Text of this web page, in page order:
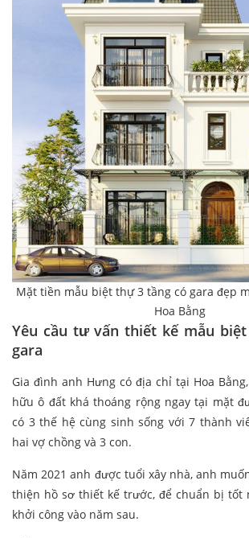
Mặt tiền mẫu biệt thự 3 tầng có gara đẹp
Hoa Bằng
Yêu cầu tư vấn thiết kế mẫu
gara
Gia đình anh Hưng có địa chỉ tại Hoa
hữu ô đất khá thoáng rộng ngay tại mặt
có 3 thế hệ cùng sinh sống với 7 thành
hai vợ chồng và 3 con.
Năm 2021 anh được tuổi xây nhà, anh
thiện hồ sơ thiết kế trước, để chuẩn bị tốt
khởi công vào năm sau.